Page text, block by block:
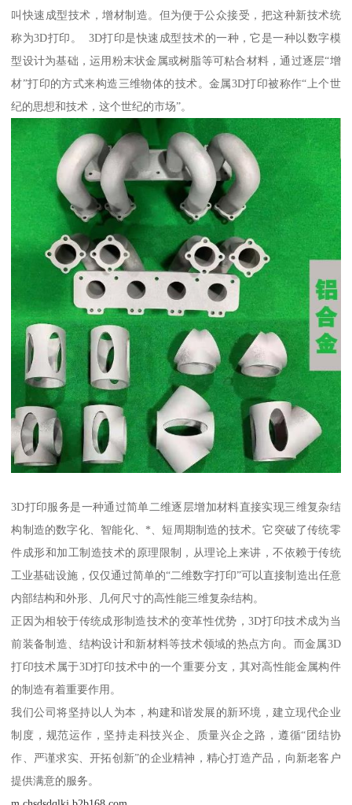
叫快速成型技术，增材制造。但为便于公众接受，把这种新技术统
称为3D打印。 3D打印是快速成型技术的一种，它是一种以数字模
型设计为基础，运用粉末状金属或树脂等可粘合材料，通过逐层“增
材”打印的方式来构造三维物体的技术。金属3D打印被称作“上个世
纪的思想和技术，这个世纪的市场”。
3D打印服务是一种通过简单二维逐层增加材料直接实现三维复杂结
构制造的数字化、智能化、*、短周期制造的技术。它突破了传统零
件成形和加工制造技术的原理限制，从理论上来讲，不依赖于传统
工业基础设施，仅仅通过简单的“二维数字打印”可以直接制造出任意
内部结构和外形、几何尺寸的高性能三维复杂结构。
正因为相较于传统成形制造技术的变革性优势，3D打印技术成为当
前装备制造、结构设计和新材料等技术领域的热点方向。而金属3D
打印技术属于3D打印技术中的一个重要分支，其对高性能金属构件
的制造有着重要作用。
我们公司将坚持以人为本，构建和谐发展的新环境，建立现代企业
制度，规范运作，坚持走科技兴企、质量兴企之路，遵循“团结协
作、严谨求实、开拓创新”的企业精神，精心打造产品，向新老客户
提供满意的服务。